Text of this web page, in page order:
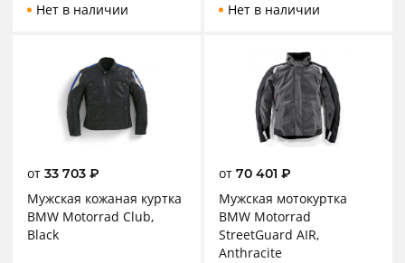
Нет в наличии
Нет в наличии
от 33 703 ₽
Мужская кожаная куртка
BMW Motorrad Club,
Black
от 70 401 ₽
Мужская мотокуртка
BMW Motorrad
StreetGuard AIR,
Anthracite